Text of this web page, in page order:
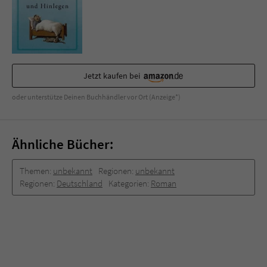
Jetzt kaufen bei
oder unterstütze Deinen Buchhändler vor Ort (Anzeige*)
Ähnliche Bücher:
Themen: unbekannt Regionen: unbekannt
Regionen: Deutschland Kategorien: Roman